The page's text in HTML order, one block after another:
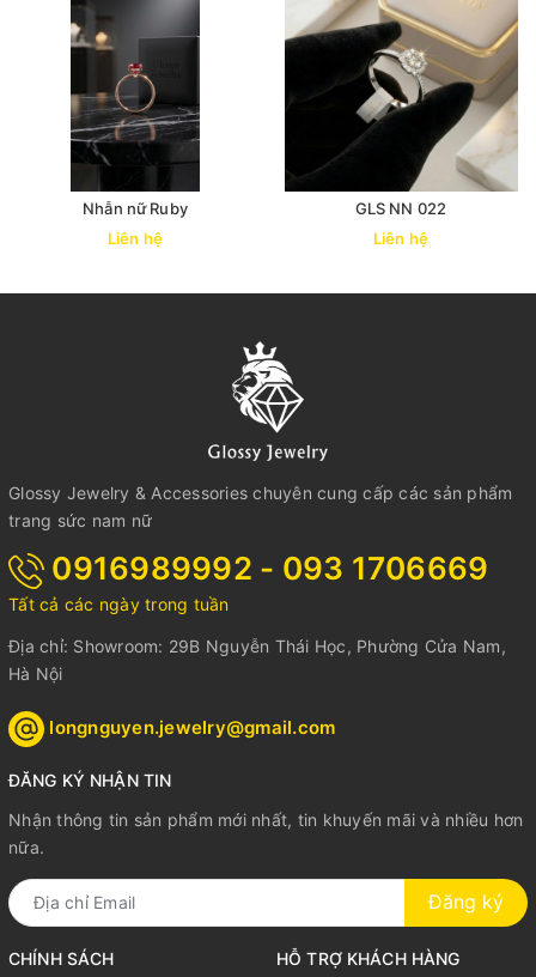
Nhẫn nữ Ruby
Liên hệ
GLS NN 022
Liên hệ
Glossy Jewelry & Accessories chuyên cung cấp các sản phẩm
trang sức nam nữ
0916989992 - 093 1706669
Tất cả các ngày trong tuần
Địa chỉ: Showroom: 29B Nguyễn Thái Học, Phường Cửa Nam,
Hà Nội
longnguyen.jewelry@gmail.com
ĐĂNG KÝ NHẬN TIN
Nhận thông tin sản phẩm mới nhất, tin khuyến mãi và nhiều hơn
nữa.
Đăng ký
CHÍNH SÁCH HỖ TRỢ KHÁCH HÀNG